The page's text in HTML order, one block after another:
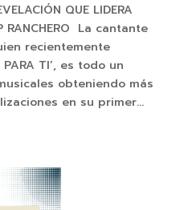
QUE LIDERA
RANCHERO La cantante
recientemente
PARA TI’, es todo un
obteniendo más
en su primer...